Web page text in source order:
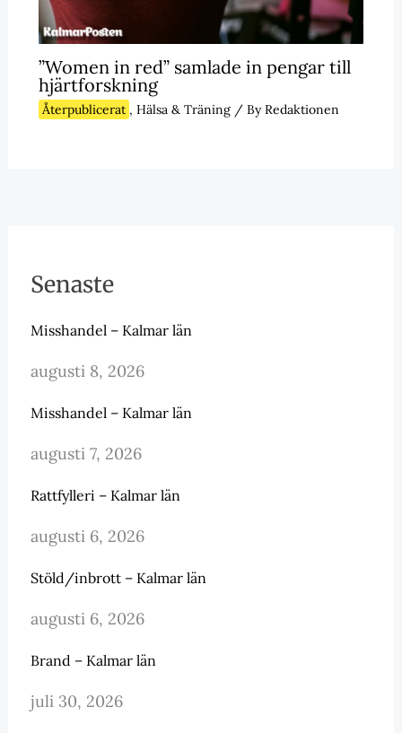
”Women in red” samlade in pengar till
hjärtforskning
Återpublicerat , Hälsa & Träning/ ByRedaktionen
Senaste
Misshandel – Kalmar län
augusti 8, 2026
Misshandel – Kalmar län
augusti 7, 2026
Rattfylleri – Kalmar län
augusti 6, 2026
Stöld/inbrott – Kalmar län
augusti 6, 2026
Brand – Kalmar län
juli 30, 2026